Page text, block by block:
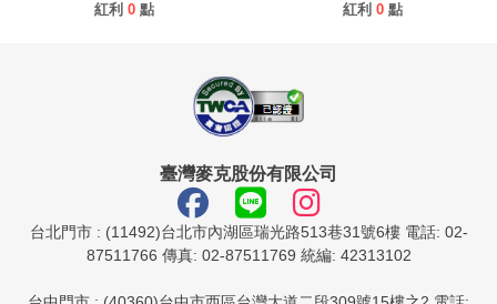
紅利 0 點
紅利 0 點
臺灣麥克股份有限公司
台北門市 : (11492)台北市內湖區瑞光路513巷31號6樓 電話: 02-
87511766 傳真: 02-87511769 統編: 42313102